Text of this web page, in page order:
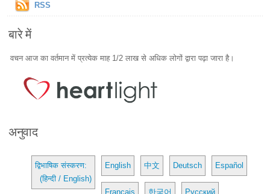
RSS
बारे में
वचन आज का वर्तमान में प्रत्येक माह 1/2 लाख से अधिक लोगों द्वारा पढ़ा जारा है।
अनुवाद
द्विभाषिक संस्करण:
(हिन्दी / English)
English 中文 Deutsch Español
Français 한국어 Русский